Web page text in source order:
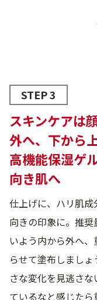
STEP 3
スキンケアは
外へ、下から
高機能保湿ゲ
向き肌へ
仕上げに、ハリ肌
向きの印象に。推
いよう内から外へ
らせて塗布しまし
さな変化を見逃さ
ているなと感じた